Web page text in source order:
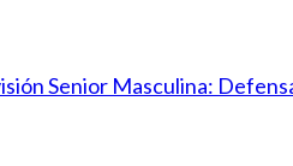
Senior Masculina: